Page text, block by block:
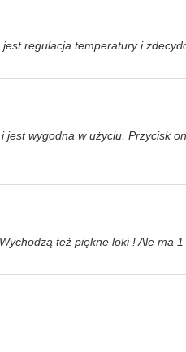
regulacja temperatury i
wygodna w użyciu. Przycisk
też piękne loki ! Ale ma 1